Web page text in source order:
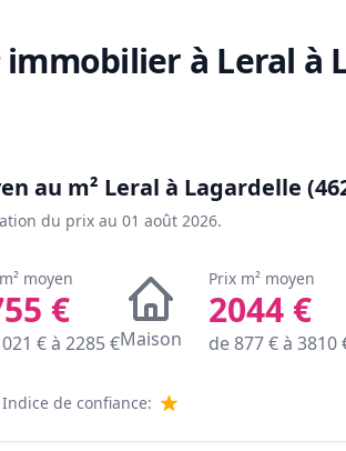
immobilier à Leral à
au m² Leral à Lagardelle
du prix au 01 août 2026.
moyen
€
€ à 2285€Maison
Prix m² moyen
2044 €
de877€ à 3810
Indice de confiance: